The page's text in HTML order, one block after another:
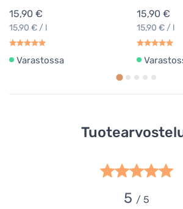
15,90 €
15,90 € / l
Varastossa
15,90 €
15,90 € / l
5 / 5